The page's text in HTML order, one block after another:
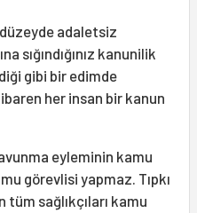
adaletsiz
sığındığınız kanunilik
gibi bir edimde
her insan bir kanun
eyleminin kamu
görevlisi yapmaz. Tıpkı
tüm sağlıkçıları kamu